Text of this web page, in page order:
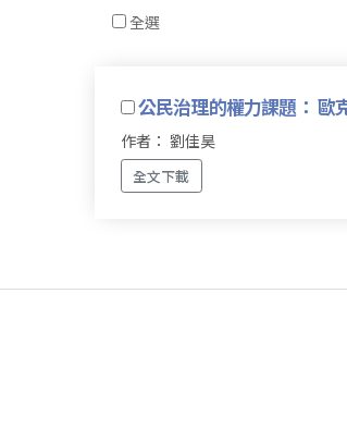
全選
公民治理的權力課題： 歐
作者： 劉佳昊
全文下載